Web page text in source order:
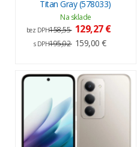
Titan Gray (578033)
Na sklade
bez DPH158,55 129,27 €
s DPH195,02 159,00 €